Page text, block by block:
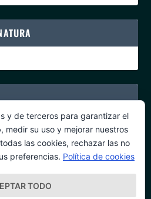
y de terceros para garantizar el
medir su uso y mejorar nuestros
las cookies, rechazar las no
preferencias. Política de cookies
TODO